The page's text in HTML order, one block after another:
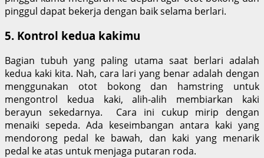
pinggul dapat bekerja dengan baik selama berlari.
5. Kontrol kedua kakimu
Bagian tubuh yang paling utama saat berlari adalah
kedua kaki kita. Nah, cara lari yang benar adalah dengan
menggunakan otot bokong dan hamstring untuk
mengontrol kedua kaki, alih-alih membiarkan kaki
berayun sekedarnya. Cara ini cukup mirip dengan
menaiki sepeda. Ada keseimbangan antara kaki yang
mendorong pedal ke bawah, dan kaki yang menarik
pedal ke atas untuk menjaga putaran roda.